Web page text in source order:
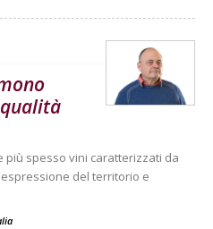
più spesso vini caratterizzati da
del territorio e